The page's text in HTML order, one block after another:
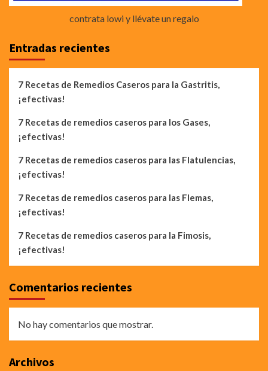
contrata lowi y llévate un regalo
Entradas recientes
7 Recetas de Remedios Caseros para la Gastritis,
¡efectivas!
7 Recetas de remedios caseros para los Gases,
¡efectivas!
7 Recetas de remedios caseros para las Flatulencias,
¡efectivas!
7 Recetas de remedios caseros para las Flemas,
¡efectivas!
7 Recetas de remedios caseros para la Fimosis,
¡efectivas!
Comentarios recientes
No hay comentarios que mostrar.
Archivos